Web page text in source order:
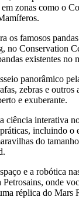
zonas como o
os famosos
no Conservation
existentes no
panorâmico
zebras e outros
e exuberante.
ciência interativa
incluindo o
do
e a robótica
Petrosains, onde
réplica do Mars